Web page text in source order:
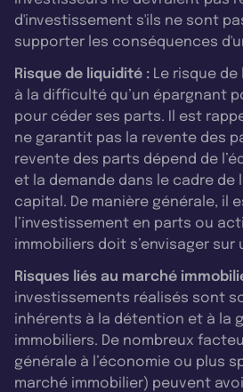
d'investissement s'ils ne sont
supporter les conséquences
Risque de liquidité : Le risque
à la difficulté qu’un épargnant
pour céder ses parts. Il est
ne garantit pas la revente des
revente des parts dépend de
et la demande dans le cadre de
capital. De manière générale, il
l’investissement en parts ou
immobiliers doit s’envisager sur
Risques liés au marché
investissements réalisés sont
inhérents à la détention et à la
immobiliers. De nombreux
générale à l’économie ou plus
marché immobilier) peuvent